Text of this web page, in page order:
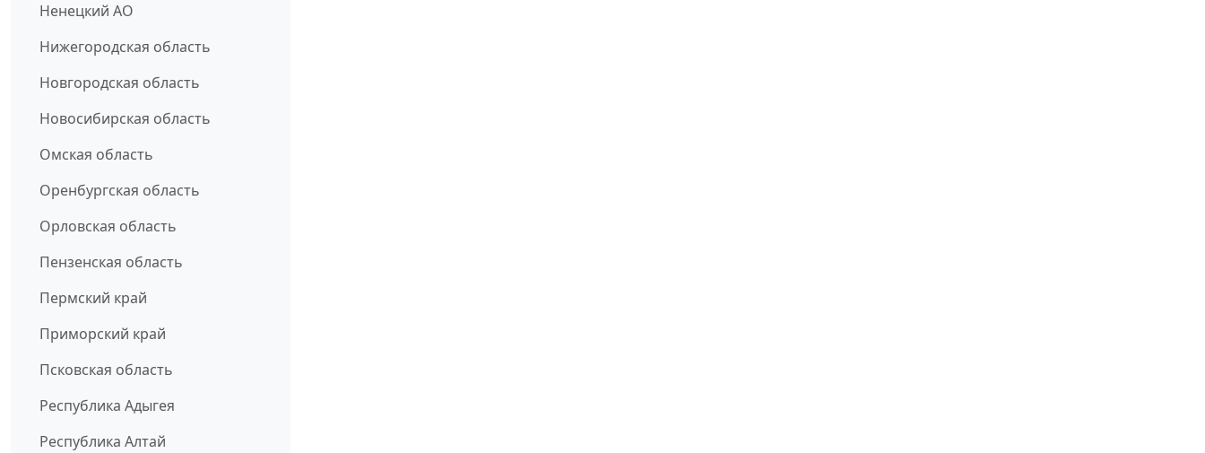
Ненецкий АО
Нижегородская область
Новгородская область
Новосибирская область
Омская область
Оренбургская область
Орловская область
Пензенская область
Пермский край
Приморский край
Псковская область
Республика Адыгея
Республика Алтай